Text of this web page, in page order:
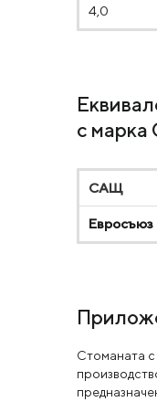
4,0
с марка
САЩ
Евросъюз
Стоманата с